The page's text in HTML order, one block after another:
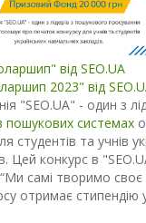
від SEO.UA
2023" від
"SEO.UA" - один з
пошукових системах
студентів та учнів
Цей конкурс в
самі творимо своє
отримає стипендію у